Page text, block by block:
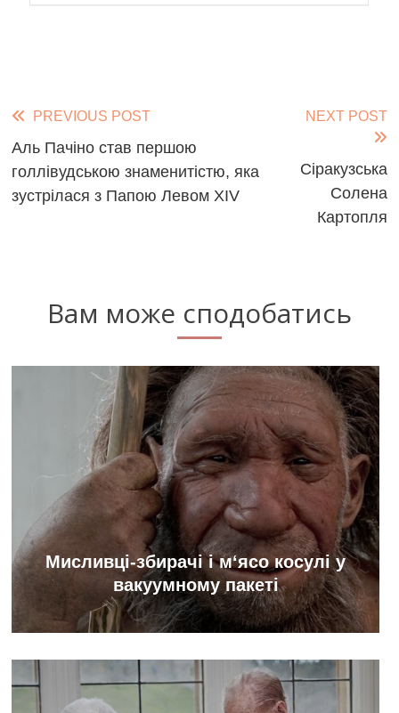
Read
more
articles
PREVIOUS POST
Аль Пачіно став першою
голлівудською знаменитістю, яка
зустрілася з Папою Левом XIV
NEXT POST
Сіракузська
Солена
Картопля
Вам може сподобатись
Мисливці-збирачі і м‘ясо косулі у
вакуумному пакеті